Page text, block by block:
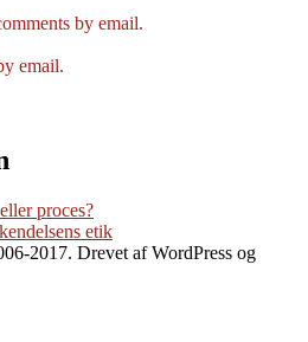
by email.
email.
proces?
etik
2017. Drevet af WordPress og